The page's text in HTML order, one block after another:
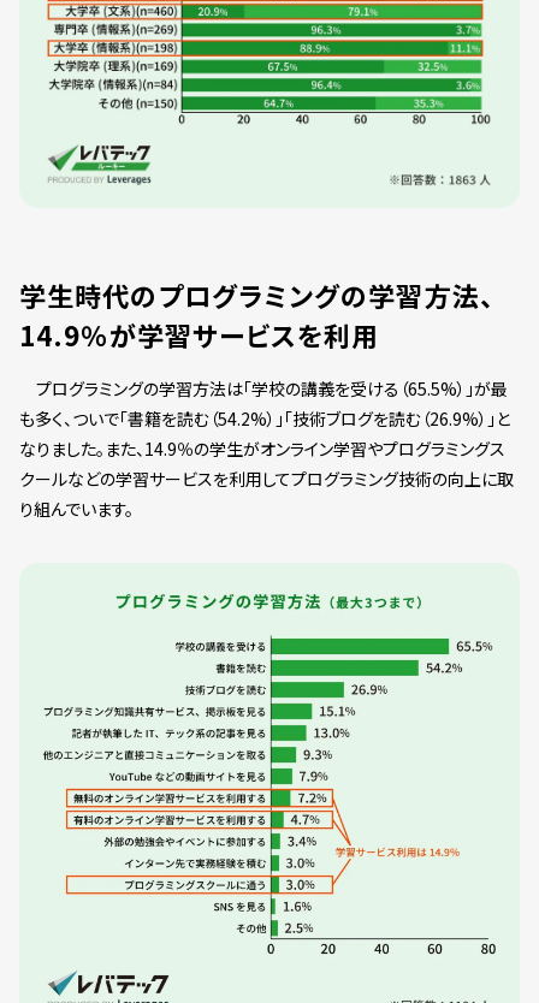
学生時代のプログラミングの学習方法、
14.9％が学習サービスを利用
プログラミングの学習方法は「学校の講義を受ける（65.5%）」が最
も多く、ついで「書籍を読む（54.2%）」「技術ブログを読む（26.9%）」と
なりました。また、14.9％の学生がオンライン学習やプログラミングス
クールなどの学習サービスを利用してプログラミング技術の向上に取
り組んでいます。